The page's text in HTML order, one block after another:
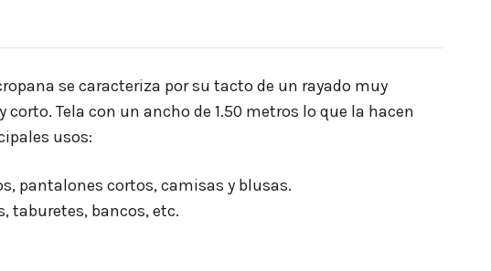
se caracteriza por su tacto de un rayado muy
Tela con un ancho de 1.50 metros lo que la hacen
usos:
pantalones cortos, camisas y blusas.
taburetes, bancos, etc.